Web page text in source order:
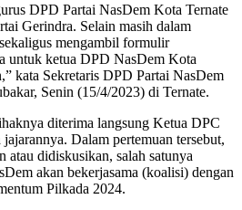
DPD Partai NasDem Kota Ternate
Gerindra. Selain masih dalam
mengambil formulir
untuk ketua DPD NasDem Kota
kata Sekretaris DPD Partai NasDem
Senin (15/4/2023) di Ternate.
diterima langsung Ketua DPC
Dalam pertemuan tersebut,
atau didiskusikan, salah satunya
akan bekerjasama (koalisi) dengan
Pilkada 2024.